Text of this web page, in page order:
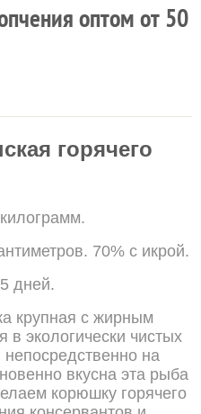
оптом от 50
горячего
70% с икрой.
дней.
крупная с жирным
экологически чистых
на
вкусна эта рыба
корюшку горячего